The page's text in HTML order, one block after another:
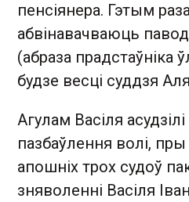
пенсіянера. Гэтым
абвінавачваюць
(абраза прадстаўніка
будзе весці суддзя
Агулам Васіля
пазбаўлення волі,
апошніх трох судоў
зняволенні Васіля